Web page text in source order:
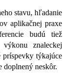
stavu, hľadanie
aplikačnej praxe
budú tiež
znaleckej
týkajúce
doplnený neskôr.